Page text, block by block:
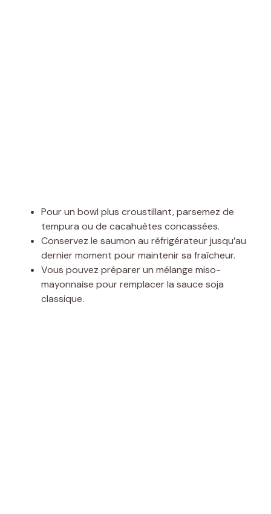
Pour un bowl plus croustillant, parsemez de
tempura ou de cacahuètes concassées.
Conservez le saumon au réfrigérateur jusqu’au
dernier moment pour maintenir sa fraîcheur.
Vous pouvez préparer un mélange miso-
mayonnaise pour remplacer la sauce soja
classique.